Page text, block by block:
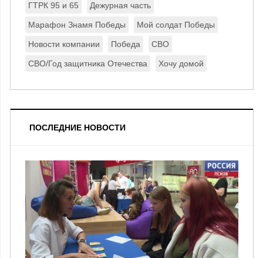
ГТРК 95 и 65 Дежурная часть
Марафон Знамя Победы Мой солдат Победы
Новости компании Победа СВО
СВО/Год защитника Отечества Хочу домой
ПОСЛЕДНИЕ НОВОСТИ